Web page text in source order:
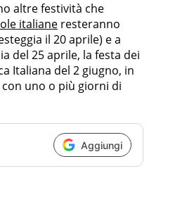
altre festività che
italiane resteranno
il 20 aprile) e a
del 25 aprile, la festa dei
Italiana del 2 giugno, in
con uno o più giorni di
Aggiungi